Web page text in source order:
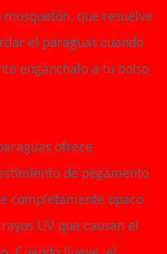
que resuelve
el paraguas cuando
engánchalo a tu bolso
ofrece
de pegamento
completamente opaco
UV que causan el